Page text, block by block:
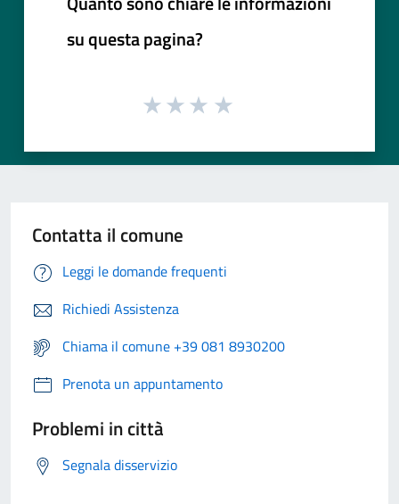
su questa pagina?
Contatta il comune
Leggi le domande frequenti
Richiedi Assistenza
Chiama il comune +39 081 8930200
Prenota un appuntamento
Problemi in città
Segnala disservizio